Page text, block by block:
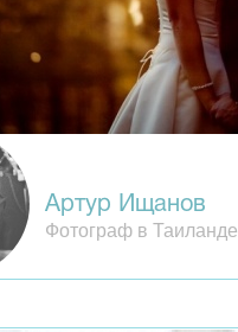
Артур Ищанов
Фотограф в Таиланде